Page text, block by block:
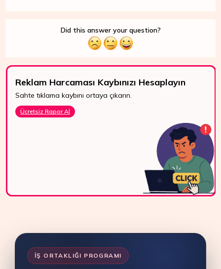
Did this answer your question?
Reklam Harcaması Kaybınızı Hesaplayın
Sahte tıklama kaybını ortaya çıkarın.
Ücretsiz Rapor Al
7/24 Destek
WhatsApp, canlı
İŞ ORTAKLIĞI PROGRAMI